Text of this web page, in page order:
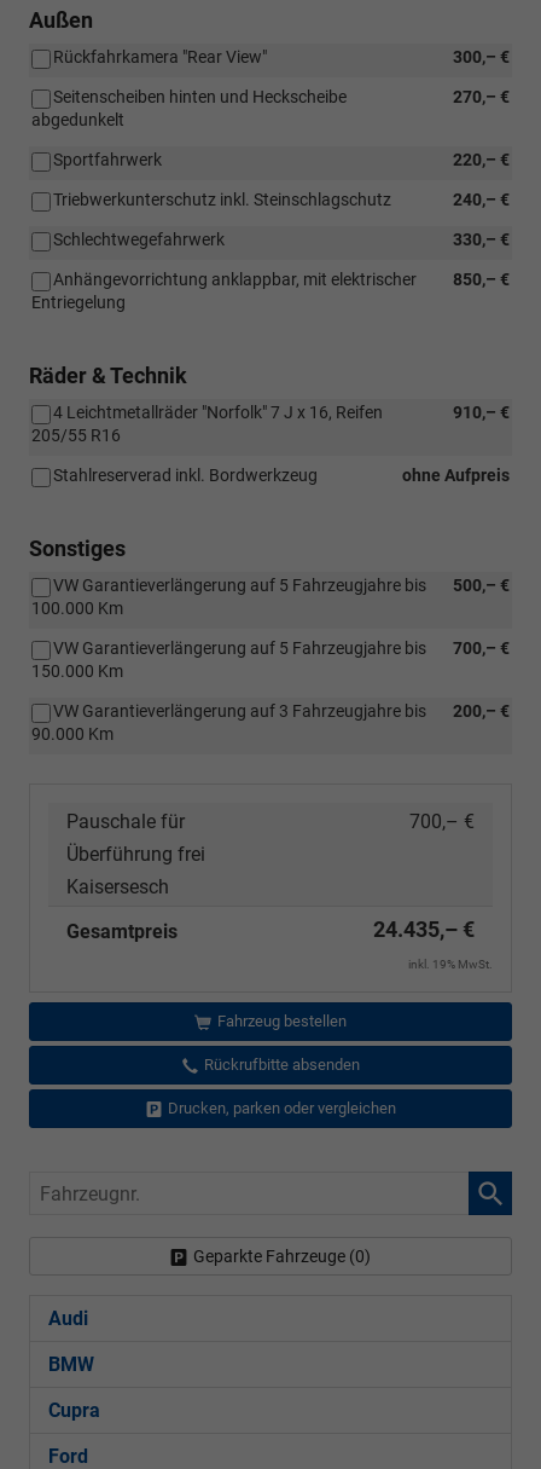
Außen
300,– €
Rückfahrkamera "Rear View"
270,– €
Seitenscheiben hinten und Heckscheibe
abgedunkelt
220,– €
Sportfahrwerk
240,– €
Triebwerkunterschutz inkl. Steinschlagschutz
330,– €
Schlechtwegefahrwerk
850,– €
Anhängevorrichtung anklappbar, mit elektrischer
Entriegelung
Räder & Technik
910,– €
4 Leichtmetallräder "Norfolk" 7 J x 16, Reifen
205/55 R16
ohne Aufpreis
Stahlreserverad inkl. Bordwerkzeug
Sonstiges
500,– €
VW Garantieverlängerung auf 5 Fahrzeugjahre bis
100.000 Km
700,– €
VW Garantieverlängerung auf 5 Fahrzeugjahre bis
150.000 Km
200,– €
VW Garantieverlängerung auf 3 Fahrzeugjahre bis
90.000 Km
Pauschale für
Überführung frei
Kaisersesch
700,– €
Gesamtpreis 24.435,– €
inkl. 19% MwSt.
Fahrzeug bestellen
Rückrufbitte absenden
Drucken, parken oder vergleichen
Fahrzeugnr.
Geparkte Fahrzeuge (0)
Audi
BMW
Cupra
Ford